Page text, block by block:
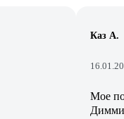
Каз А.
Мое